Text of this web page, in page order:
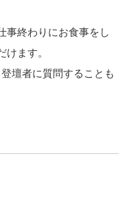
事終わりにお食事をし
ます。
壇者に質問することも